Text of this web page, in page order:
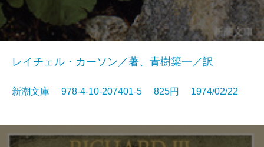
レイチェル・カーソン／著、青樹簗一／訳
新潮文庫 978-4-10-207401-5 825円 1974/02/22